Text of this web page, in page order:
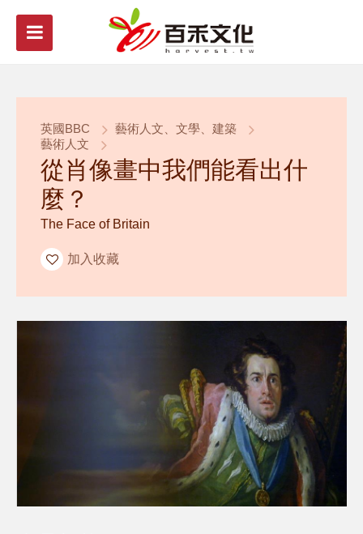
英國BBC
藝術人文、文學、建築
藝術人文
從肖像畫中我們能看出什
麼？
The Face of Britain
加入收藏